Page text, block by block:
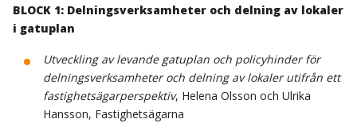
BLOCK 1: Delningsverksamheter och delning av lokaler
i gatuplan
Utveckling av levande gatuplan och policyhinder för
delningsverksamheter och delning av lokaler utifrån ett
fastighetsägarperspektiv, Helena Olsson och Ulrika
Hansson, Fastighetsägarna